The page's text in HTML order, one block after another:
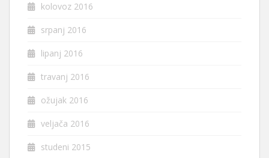
kolovoz 2016
srpanj 2016
lipanj 2016
travanj 2016
ožujak 2016
veljača 2016
studeni 2015